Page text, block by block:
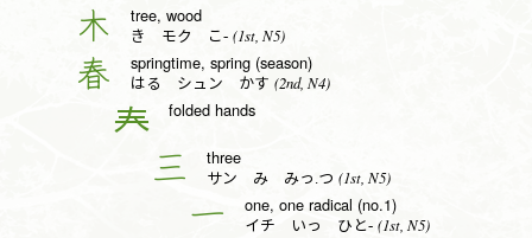
木 tree, wood
き モク こ- (1st, N5)
春 springtime, spring (season)
はる シュン かす (2nd, N4)
𡗗 folded hands
三 three
サン み みっ.つ (1st, N5)
一 one, one radical (no.1)
イチ いっ ひと- (1st, N5)